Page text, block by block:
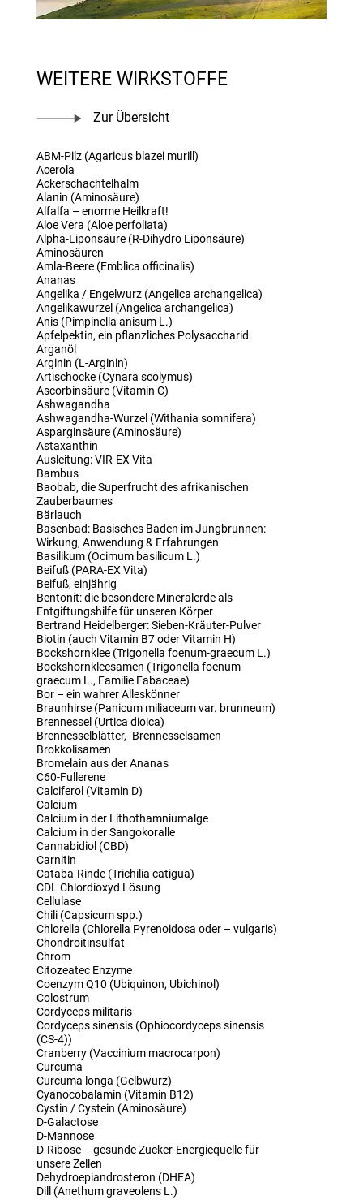
WEITERE WIRKSTOFFE
Zur Übersicht
ABM-Pilz (Agaricus blazei murill)
Acerola
Ackerschachtelhalm
Alanin (Aminosäure)
Alfalfa – enorme Heilkraft!
Aloe Vera (Aloe perfoliata)
Alpha-Liponsäure (R-Dihydro Liponsäure)
Aminosäuren
Amla-Beere (Emblica officinalis)
Ananas
Angelika / Engelwurz (Angelica archangelica)
Angelikawurzel (Angelica archangelica)
Anis (Pimpinella anisum L.)
Apfelpektin, ein pflanzliches Polysaccharid.
Arganöl
Arginin (L-Arginin)
Artischocke (Cynara scolymus)
Ascorbinsäure (Vitamin C)
Ashwagandha
Ashwagandha-Wurzel (Withania somnifera)
Asparginsäure (Aminosäure)
Astaxanthin
Ausleitung: VIR-EX Vita
Bambus
Baobab, die Superfrucht des afrikanischen
Zauberbaumes
Bärlauch
Basenbad: Basisches Baden im Jungbrunnen:
Wirkung, Anwendung & Erfahrungen
Basilikum (Ocimum basilicum L.)
Beifuß (PARA-EX Vita)
Beifuß, einjährig
Bentonit: die besondere Mineralerde als
Entgiftungshilfe für unseren Körper
Bertrand Heidelberger: Sieben-Kräuter-Pulver
Biotin (auch Vitamin B7 oder Vitamin H)
Bockshornklee (Trigonella foenum-graecum L.)
Bockshornkleesamen (Trigonella foenum-
graecum L., Familie Fabaceae)
Bor – ein wahrer Alleskönner
Braunhirse (Panicum miliaceum var. brunneum)
Brennessel (Urtica dioica)
Brennesselblätter,- Brennesselsamen
Brokkolisamen
Bromelain aus der Ananas
C60-Fullerene
Calciferol (Vitamin D)
Calcium
Calcium in der Lithothamniumalge
Calcium in der Sangokoralle
Cannabidiol (CBD)
Carnitin
Cataba-Rinde (Trichilia catigua)
CDL Chlordioxyd Lösung
Cellulase
Chili (Capsicum spp.)
Chlorella (Chlorella Pyrenoidosa oder – vulgaris)
Chondroitinsulfat
Chrom
Citozeatec Enzyme
Coenzym Q10 (Ubiquinon, Ubichinol)
Colostrum
Cordyceps militaris
Cordyceps sinensis (Ophiocordyceps sinensis
(CS-4))
Cranberry (Vaccinium macrocarpon)
Curcuma
Curcuma longa (Gelbwurz)
Cyanocobalamin (Vitamin B12)
Cystin / Cystein (Aminosäure)
D-Galactose
D-Mannose
D-Ribose – gesunde Zucker-Energiequelle für
unsere Zellen
Dehydroepiandrosteron (DHEA)
Dill (Anethum graveolens L.)